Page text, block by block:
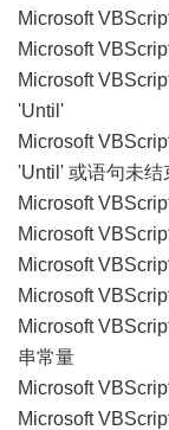
Microsoft
Microsoft
Microsoft
'Until'
Microsoft
'Until' 或语句未结
Microsoft
Microsoft
Microsoft
Microsoft
Microsoft
串常量
Microsoft
Microsoft